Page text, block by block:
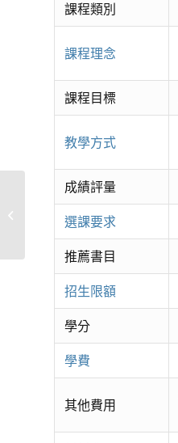
課程類別
課程理念
課程目標
教學方式
成績評量
選課要求
推薦書目
招生限額
學分
學費
其他費用
康寧琴音-二胡初、進階